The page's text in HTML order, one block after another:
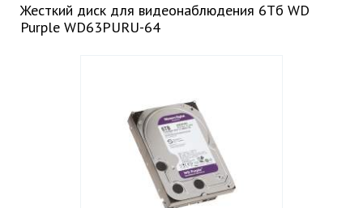
Жесткий диск для видеонаблюдения 6Тб WD
Purple WD63PURU-64